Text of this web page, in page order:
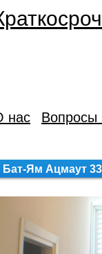
нас Вопросы
Ям Ацмаут